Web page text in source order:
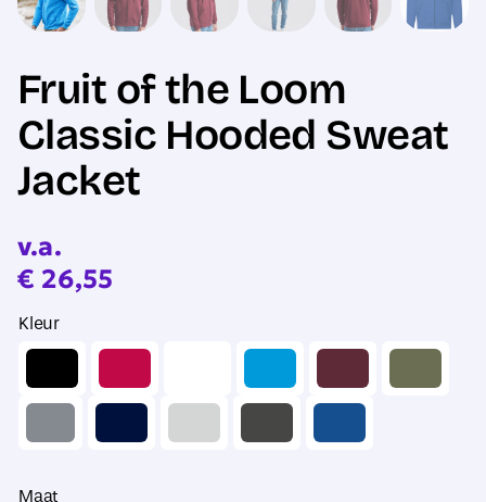
Fruit of the Loom
Classic Hooded Sweat
Jacket
v.a.
€ 26,55
Kleur
Maat